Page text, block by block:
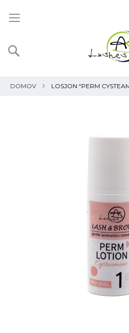
DOMOV LOSJON “PERM